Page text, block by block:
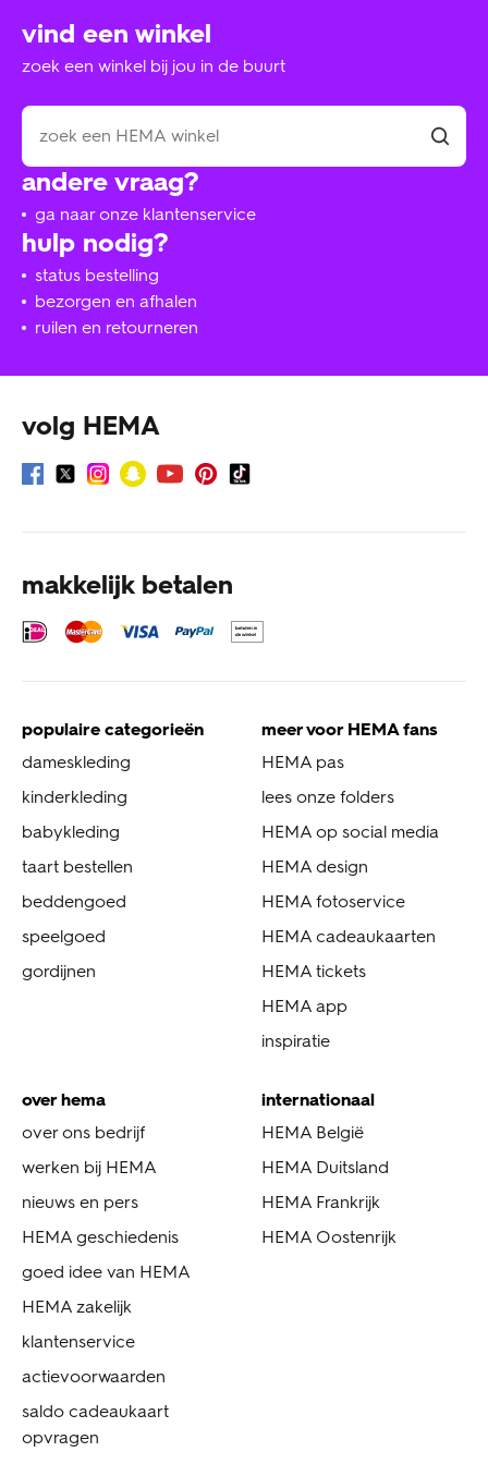
hulp nodig?
status bestelling
bezorgen en afhalen
ruilen en retourneren
andere vraag?
ga naar onze klantenservice
vind een winkel
zoek een winkel bij jou in de buurt
volg HEMA
makkelijk betalen
populaire categorieën
dameskleding
kinderkleding
babykleding
taart bestellen
beddengoed
speelgoed
gordijnen
meer voor HEMA fans
HEMA pas
lees onze folders
HEMA op social media
HEMA design
HEMA fotoservice
HEMA cadeaukaarten
HEMA tickets
HEMA app
inspiratie
over hema
over ons bedrijf
werken bij HEMA
nieuws en pers
HEMA geschiedenis
goed idee van HEMA
HEMA zakelijk
klantenservice
actievoorwaarden
saldo cadeaukaart
opvragen
internationaal
HEMA België
HEMA Duitsland
HEMA Frankrijk
HEMA Oostenrijk